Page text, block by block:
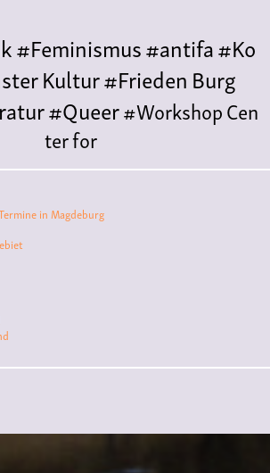
#Feminismus#antifa#Ko
Kultur#FriedenBurg
#Queer#WorkshopCen
ter for
Polytreff#liveKonzert
#jazz#vortrag
#kino #filmwerkstatt
#BLACKBOXpunk#kino
in Magdeburg